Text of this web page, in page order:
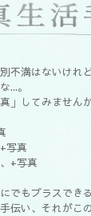
不満はないけれ
...。
」してみません
写真
+写真
でもプラスでき
伝い、それがこ